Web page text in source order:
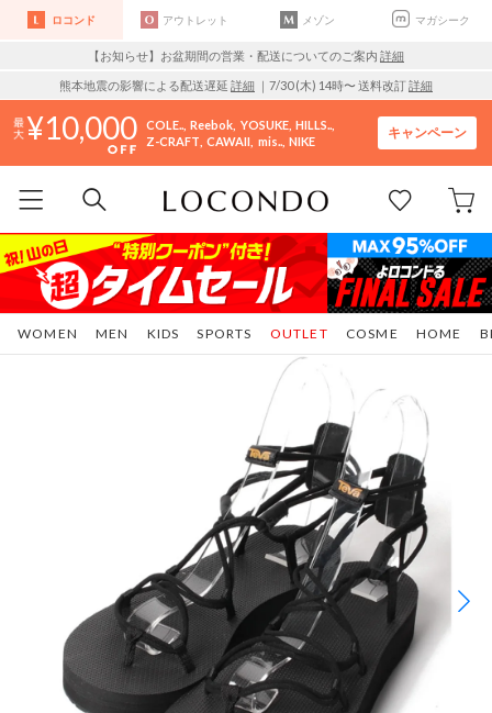
ロコンド アウトレット メゾン マガシーク
【お知らせ】お盆期間の営業・配送についてのご案内 詳細
熊本地震の影響による配送遅延 詳細 ｜7/30 (木) 14時〜 送料改訂詳細
10,000 COLE.. Reebok YOSUKE HILLS..
Z-CRAFT CAWAII mis.. NIKE
キャンペーン
WOMEN MEN KIDS SPORTS COSME HOME
OUTLET